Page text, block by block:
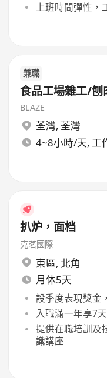
上班時間彈性，
兼職
食品工場雜工/刨
BLAZE
荃灣, 荃灣
4~8小時/天, 工
扒炉，面档
克茗國際
東區, 北角
月休5天
設季度表現獎金
入職滿一年享7
提供在職培訓及
識講座